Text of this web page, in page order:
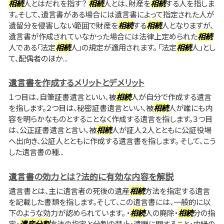
相続人とはだれを指す？ 相続人とは、財産を相続する人を指しま
す。そして、遺言書がある場合には遺言書によって指定された人が
遺留分を侵害しない範囲で財産を相続する相続人となりますが、
遺言書が作成されていなかった場合には法律上定められた相続
人である「法定相続人」の規定が適用されます。 「法定相続人」とし
て、配偶者のほか...
遺言書を作成するメリットとデメリット
１つ目は、自筆証書遺言といい、被相続人が自分で作成する遺言
を指します。２つ目は、秘密証書遺言といい、被相続人が誰にも内
容を明らかなものとすることなく作成する遺言を指します。３つ目
は、公正証書遺言と言い、被相続人が証人２人とともに公証役場
へ出向き、公証人とともに作成する遺言書を指します。 そして、こう
した遺言書の種...
遺言書の効力とは？法的に有効な内容を解説
遺言書とは、主に遺言者の死後の遺産相続方法を指定する遺言
を記載した書類を指します。そして、この遺言書には、一般的に以
下のような効力が認められています。 ・相続人の廃除・相続分の指